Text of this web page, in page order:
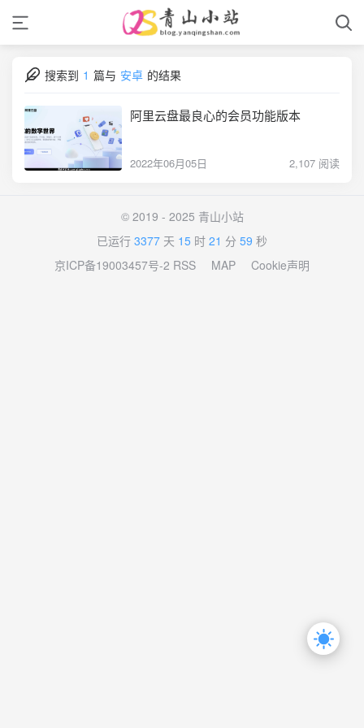
搜索到 1 篇与 安卓 的结果
阿里云盘最良心的会员功能版本
2022年06月05日 2,107 阅读
© 2019 - 2025 青山小站
已运行 3377 天 15 时 21 分 59 秒
京ICP备19003457号-2 RSS MAP Cookie声明